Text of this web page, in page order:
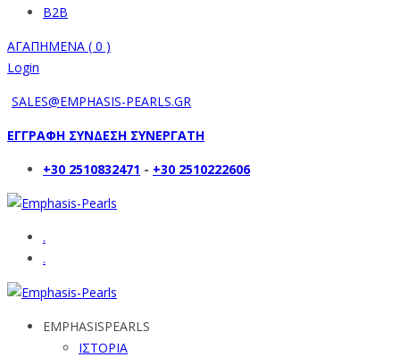
B2B
ΑΓΑΠΗΜΕΝΑ ( 0 )
Login
SALES@EMPHASIS-PEARLS.GR
ΕΓΓΡΑΦΗ ΣΥΝΔΕΣΗ ΣΥΝΕΡΓΑΤΗ
+30 2510832471 - +30 2510222606
.
.
EMPHASISPEARLS
ΙΣΤΟΡΙΑ